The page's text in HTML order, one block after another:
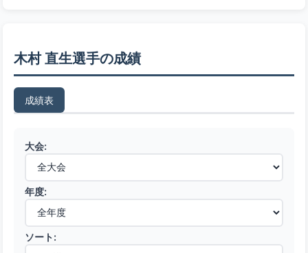
木村 直生選手の成績
成績表
大会:
年度:
ソート: